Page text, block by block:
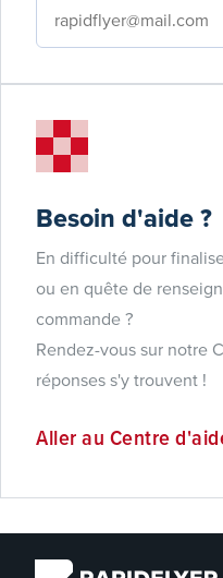
Besoin d'aide ?
En difficulté pour
ou en quête de
commande ?
Rendez-vous sur notre
réponses s'y trouvent !
Aller au Centre